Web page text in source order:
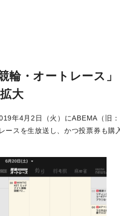
輪・オートレース」
大
年4月2日（火）にABEMA（旧：
ースを生放送し、かつ投票券も購